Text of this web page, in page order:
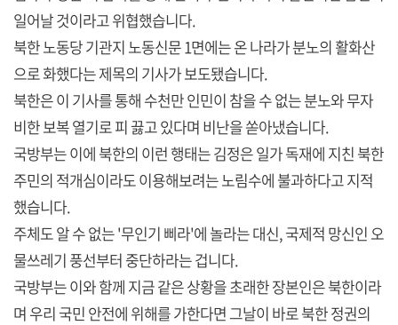
일어날 것이라고 위협했습니다.
북한 노동당 기관지 노동신문 1면에는 온 나라가 분노의 활화산
으로 화했다는 제목의 기사가 보도됐습니다.
북한은 이 기사를 통해 수천만 인민이 참을 수 없는 분노와 무자
비한 보복 열기로 피 끓고 있다며 비난을 쏟아냈습니다.
국방부는 이에 북한의 이런 행태는 김정은 일가 독재에 지친 북한
주민의 적개심이라도 이용해보려는 노림수에 불과하다고 지적
했습니다.
주체도 알 수 없는 '무인기 삐라'에 놀라는 대신, 국제적 망신인 오
물쓰레기 풍선부터 중단하라는 겁니다.
국방부는 이와 함께 지금 같은 상황을 초래한 장본인은 북한이라
며 우리 국민 안전에 위해를 가한다면 그날이 바로 북한 정권의